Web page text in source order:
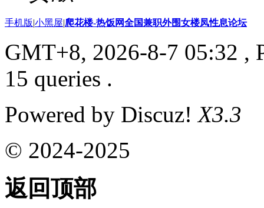
手机版|小黑屋|爬花楼-热饭网全国兼职外围女楼凤性息论坛
GMT+8, 2026-8-7 05:32 ,
15 queries .
Powered by Discuz!X3.3
© 2024-2025
返回顶部